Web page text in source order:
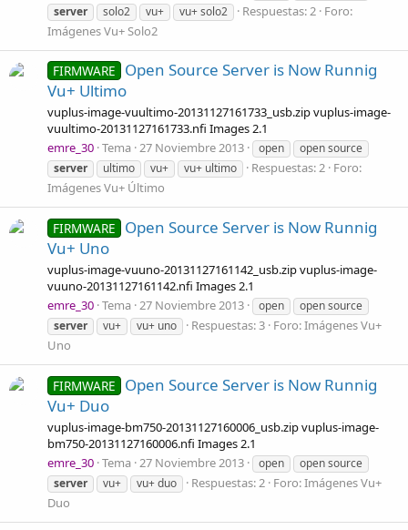
server
solo2 vu+ vu+ solo2 Respuestas: 2 Foro:
Imágenes Vu+ Solo2
FIRMWARE
Open Source Server is Now Runnig
Vu+ Ultimo
vuplus-image-vuultimo-20131127161733_usb.zip vuplus-image-
vuultimo-20131127161733.nfi Images 2.1
emre_30 Tema 27 Noviembre 2013 open
open source
server
ultimo vu+ vu+ ultimo Respuestas: 2 Foro:
Imágenes Vu+ Último
FIRMWARE
Open Source Server is Now Runnig
Vu+ Uno
vuplus-image-vuuno-20131127161142_usb.zip vuplus-image-
vuuno-20131127161142.nfi Images 2.1
emre_30 Tema 27 Noviembre 2013 open
open source
server
vu+ vu+ uno Respuestas: 3 Foro:Imágenes Vu+
Uno
FIRMWARE
Open Source Server is Now Runnig
Vu+ Duo
vuplus-image-bm750-20131127160006_usb.zip vuplus-image-
bm750-20131127160006.nfi Images 2.1
emre_30 Tema 27 Noviembre 2013 open
open source
server
vu+ vu+ duo Respuestas: 2 Foro:Imágenes Vu+
Duo